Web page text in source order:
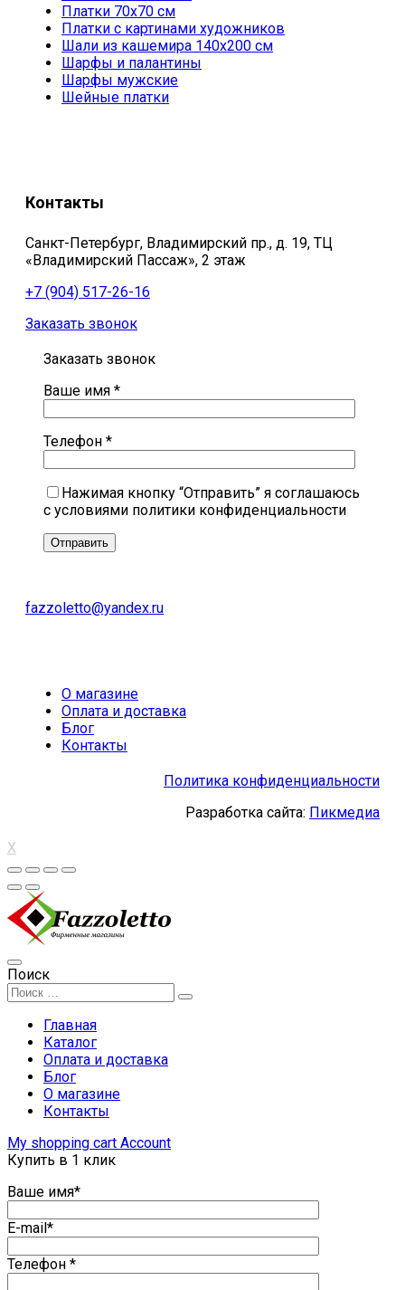
Платки 70х70 см
Платки с картинами художников
Шали из кашемира 140х200 см
Шарфы и палантины
Шарфы мужские
Шейные платки
Контакты
Санкт-Петербург, Владимирский пр., д. 19, ТЦ
«Владимирский Пассаж», 2 этаж
+7 (904) 517-26-16
Заказать звонок
Заказать звонок
Ваше имя *
Телефон *
Нажимая кнопку “Отправить” я соглашаюсь
с условиями политики конфиденциальности
fazzoletto@yandex.ru
О магазине
Оплата и доставка
Блог
Контакты
Политика конфиденциальности
Разработка сайта: Пикмедиа
X
Поиск
Главная
Каталог
Оплата и доставка
Блог
О магазине
Контакты
My shopping cart Account
Купить в 1 клик
Ваше имя*
E-mail*
Телефон *